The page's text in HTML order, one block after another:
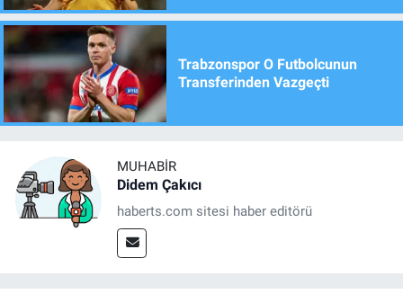
Trabzonspor O Futbolcunun
Transferinden Vazgeçti
MUHABIR
Didem Çakıcı
haberts.com sitesi haber editörü